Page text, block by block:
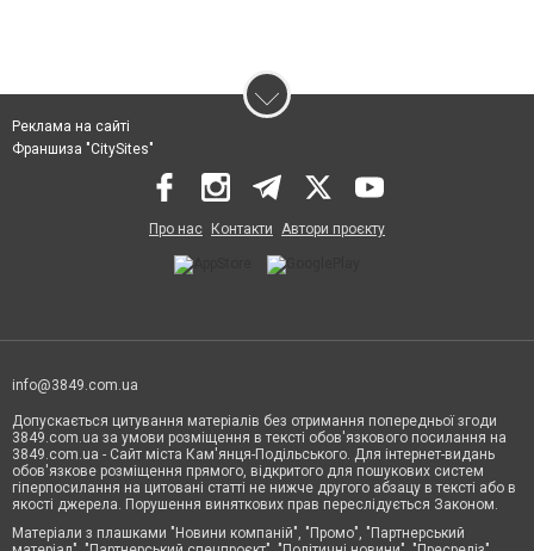
Реклама на сайті
Франшиза "CitySites"
Про нас Контакти Автори проєкту
info@3849.com.ua
Допускається цитування матеріалів без отримання попередньої згоди
3849.com.ua за умови розміщення в тексті обов'язкового посилання на
3849.com.ua - Сайт міста Кам'янця-Подільського. Для інтернет-видань
обов'язкове розміщення прямого, відкритого для пошукових систем
гіперпосилання на цитовані статті не нижче другого абзацу в тексті або в
якості джерела. Порушення виняткових прав переслідується Законом.
Матеріали з плашками "Новини компаній", "Промо", "Партнерський